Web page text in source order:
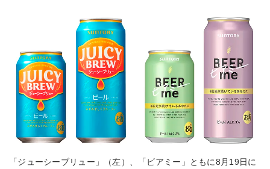
「ジューシーブリュー」（左）、「ビアミー」ともに8月19日に